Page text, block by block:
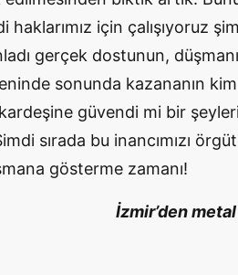
için çalışıyoruz
gerçek dostunun,
sonunda kazananın
güvendi mi bir
sırada bu inancımızı
gösterme zamanı!
İzmir’den